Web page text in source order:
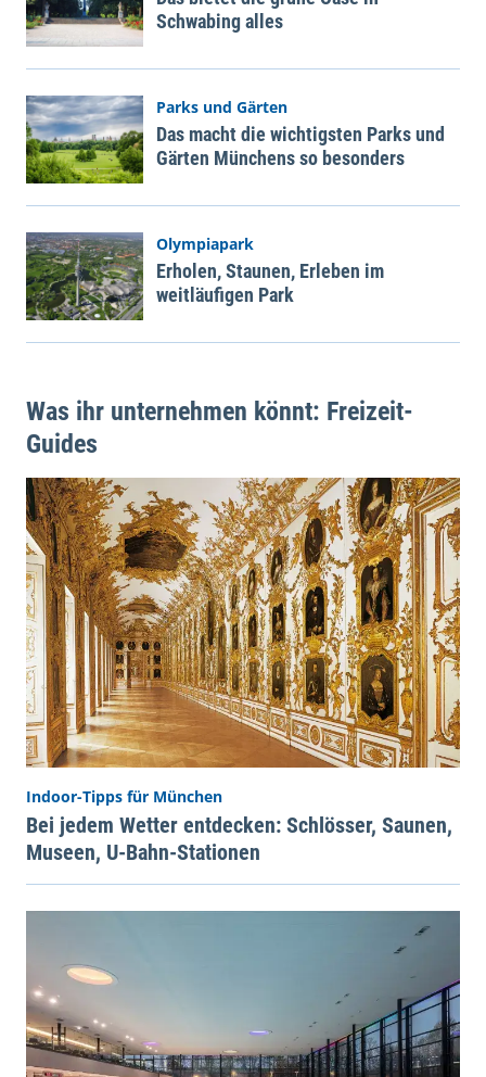
Schwabing alles
Parks und Gärten
Das macht die wichtigsten Parks und
Gärten Münchens so besonders
Olympiapark
Erholen, Staunen, Erleben im
weitläufigen Park
Was ihr unternehmen könnt: Freizeit-
Guides
Indoor-Tipps für München
Bei jedem Wetter entdecken: Schlösser, Saunen,
Museen, U-Bahn-Stationen